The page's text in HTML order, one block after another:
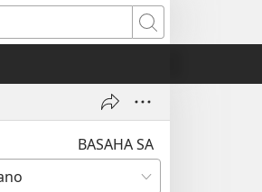
Pangitaa
BASAHA SA